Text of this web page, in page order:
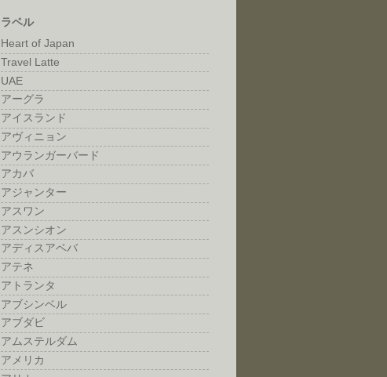
ラベル
Heart of Japan
Travel Latte
UAE
アーグラ
アイスランド
アヴィニョン
アウランガーバード
アカバ
アジャンター
アスワン
アスンシオン
アディスアベバ
アテネ
アトランタ
アブシンベル
アブダビ
アムステルダム
アメリカ